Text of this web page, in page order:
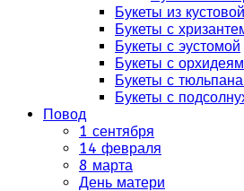
Букеты из
Букеты с
Букеты с эустомой
Букеты с
Букеты с
Букеты с
Повод
1 сентября
14 февраля
8 марта
День матери